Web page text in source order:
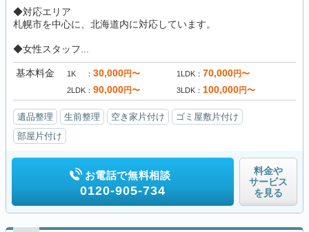
◆対応エリア
札幌市を中心に、北海道内に対応しています。
◆女性スタッフ...
基本料金 1K 30,000円〜 1LDK 70,000円〜
2LDK 90,000円〜 3LDK 100,000円〜
遺品整理 生前整理 空き家片付け
ゴミ屋敷片付け
部屋片付け
お電話で無料相談
0120-905-734
料金や
サービス
を見る